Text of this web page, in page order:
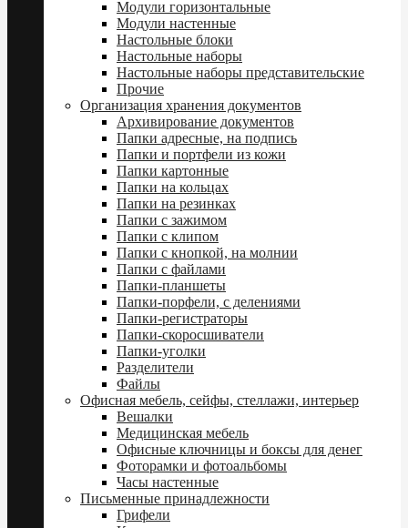
Модули горизонтальные
Модули настенные
Настольные блоки
Настольные наборы
Настольные наборы представительские
Прочие
Организация хранения документов
Архивирование документов
Папки адресные, на подпись
Папки и портфели из кожи
Папки картонные
Папки на кольцах
Папки на резинках
Папки с зажимом
Папки с клипом
Папки с кнопкой, на молнии
Папки с файлами
Папки-планшеты
Папки-порфели, с делениями
Папки-регистраторы
Папки-скоросшиватели
Папки-уголки
Разделители
Файлы
Офисная мебель, сейфы, стеллажи, интерьер
Вешалки
Медицинская мебель
Офисные ключницы и боксы для денег
Фоторамки и фотоальбомы
Часы настенные
Письменные принадлежности
Грифели